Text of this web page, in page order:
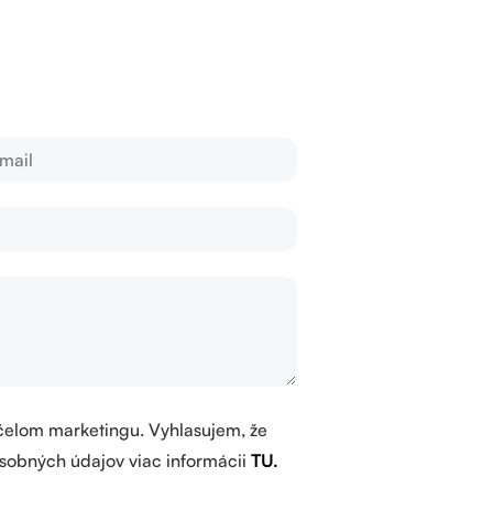
marketingu. Vyhlasujem, že
údajov viac informácii TU.